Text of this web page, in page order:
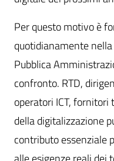
Per questo motivo è
quotidianamente
Pubblica
confronto. RTD,
operatori ICT,
della digitalizzazione
contributo essenziale